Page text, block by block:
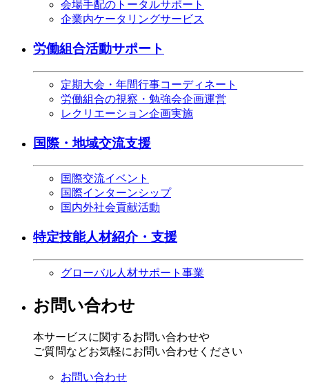
会場手配のトータルサポート
企業内ケータリングサービス
労働組合活動サポート
定期大会・年間行事コーディネート
労働組合の視察・勉強会企画運営
レクリエーション企画実施
国際・地域交流支援
国際交流イベント
国際インターンシップ
国内外社会貢献活動
特定技能人材紹介・支援
グローバル人材サポート事業
お問い合わせ
本サービスに関するお問い合わせや
ご質問などお気軽にお問い合わせください
お問い合わせ